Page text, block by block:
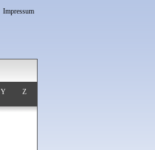
Impressum
Y Z